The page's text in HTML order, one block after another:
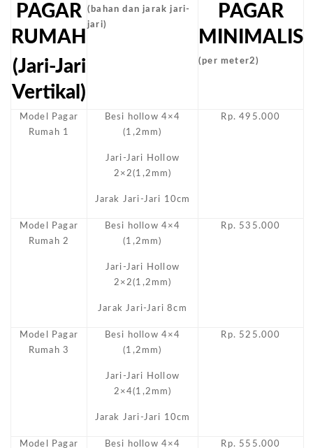
PAGAR
RUMAH
(Jari-Jari
Vertikal)
(bahan dan jarak jari-
jari)
PAGAR
MINIMALIS
(per meter2)
Model Pagar
Rumah 1
Besi hollow 4×4
(1,2mm)
Jari-Jari Hollow
2×2(1,2mm)
Jarak Jari-Jari 10cm
Rp. 495.000
Model Pagar
Rumah 2
Besi hollow 4×4
(1,2mm)
Jari-Jari Hollow
2×2(1,2mm)
Jarak Jari-Jari 8cm
Rp. 535.000
Model Pagar
Rumah 3
Besi hollow 4×4
(1,2mm)
Jari-Jari Hollow
2×4(1,2mm)
Jarak Jari-Jari 10cm
Rp. 525.000
Model Pagar
Besi hollow 4×4
Rp. 555.000